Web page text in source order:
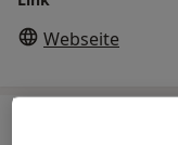
Webseite